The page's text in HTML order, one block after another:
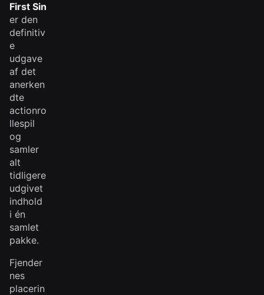
First Sin
er den
definitiv
e
udgave
af det
anerken
dte
actionro
llespil
og
samler
alt
tidligere
udgivet
indhold
i én
samlet
pakke.
Fjender
nes
placerin